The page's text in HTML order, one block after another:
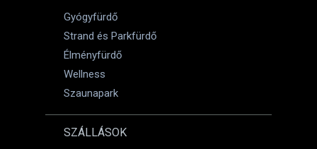
Gyógyfürdő
Strand és Parkfürdő
Élményfürdő
Wellness
Szaunapark
SZÁLLÁSOK